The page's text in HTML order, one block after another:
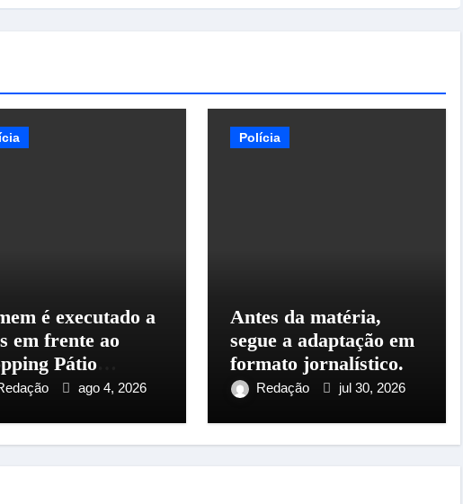
é executado a
em frente ao
Pátio
na zonaago 4, 2026
Polícia
Antes da matéria,
segue a adaptação em
formato jornalístico.
Redação jul 30, 2026